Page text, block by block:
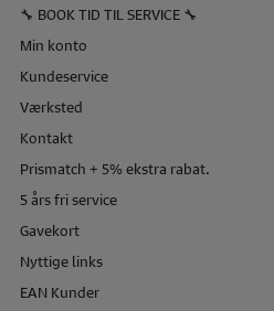
🔧 BOOK TID TIL SERVICE 🔧
Min konto
Kundeservice
Værksted
Kontakt
Prismatch + 5% ekstra rabat.
5 års fri service
Gavekort
Nyttige links
EAN Kunder